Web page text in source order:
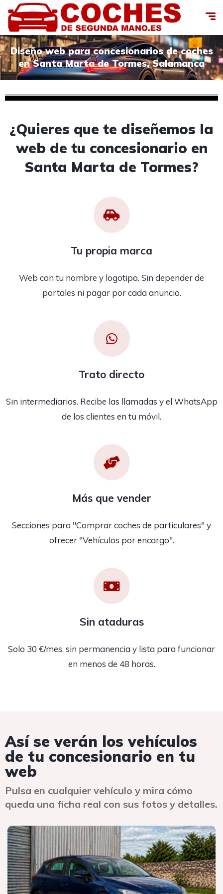
Diseño web para concesionarios de coches
en Santa Marta de Tormes, Salamanca
¿Quieres que te diseñemos la
web de tu concesionario en
Santa Marta de Tormes?
Tu propia marca
Web con tu nombre y logotipo. Sin depender de
portales ni pagar por cada anuncio.
Trato directo
Sin intermediarios. Recibe las llamadas y el WhatsApp
de los clientes en tu móvil.
Más que vender
Secciones para "Comprar coches de particulares" y
ofrecer "Vehículos por encargo".
Sin ataduras
Solo 30 €/mes, sin permanencia y lista para funcionar
en menos de 48 horas.
Así se verán los vehículos
de tu concesionario en tu
web
Pulsa en cualquier vehículo y mira cómo
queda una ficha real con sus fotos y detalles.